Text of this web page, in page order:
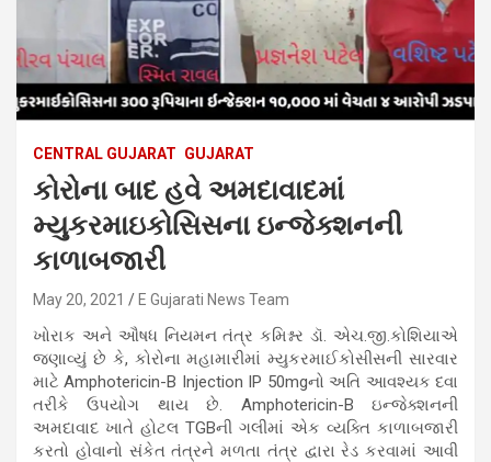
CENTRAL GUJARAT GUJARAT
કોરોના બાદ હવે અમદાવાદમાં
મ્યુકરમાઇકોસિસના ઇન્જેક્શનની
કાળાબજારી
May 20, 2021 E Gujarati News Team
ખોરાક અને ઔષધ નિયમન તંત્ર કમિશ્નર ડૉ. એચ.જી.કોશિયાએ
જણાવ્યું છે કે, કોરોના મહામારીમાં મ્યુકરમાઈકોસીસની સારવાર
માટે Amphotericin-B Injection IP 50mgનો અતિ આવશ્યક દવા
તરીકે ઉપયોગ થાય છે. Amphotericin-B ઇન્જેક્શનની
અમદાવાદ ખાતે હોટલ TGBની ગલીમાં એક વ્યક્તિ કાળાબજારી
કરતો હોવાનો સંકેત તંત્રને મળતા તંત્ર દ્વારા રેડ કરવામાં આવી